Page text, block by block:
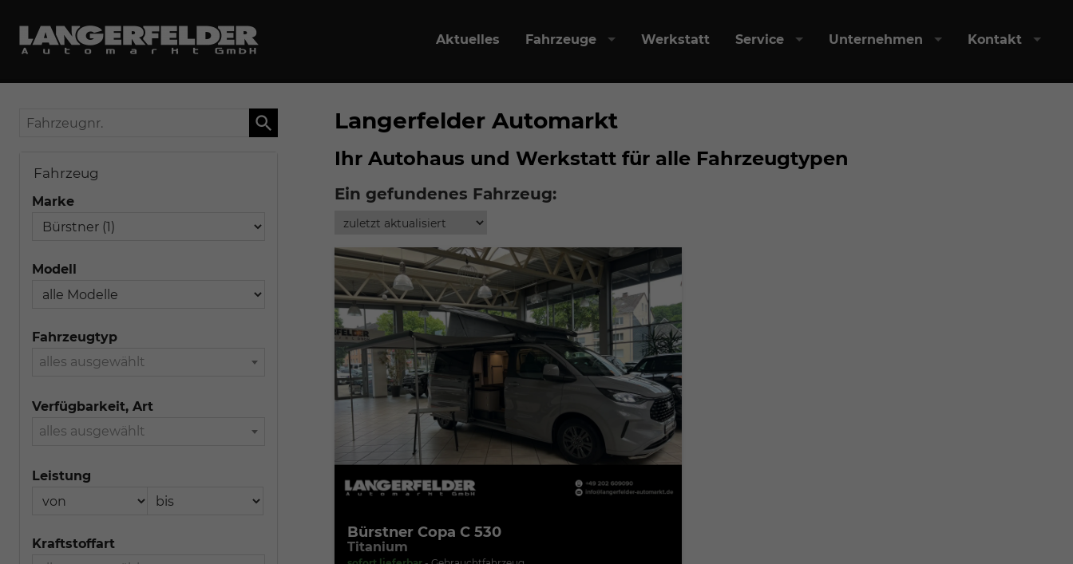
Aktuelles Fahrzeuge Werkstatt Service Unternehmen Kontakt
Langerfelder Automarkt
Ihr Autohaus und Werkstatt für alle Fahrzeugtypen
Ein gefundenes Fahrzeug:
Bürstner Copa C 530
Titanium
Fahrzeugnr.
Fahrzeug
Marke
Modell
Fahrzeugtyp
alles ausgewählt
Verfügbarkeit, Art
alles ausgewählt
Leistung
Kraftstoffart